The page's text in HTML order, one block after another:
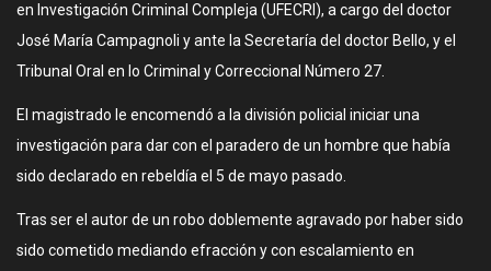
en Investigación Criminal Compleja (UFECRI), a cargo del doctor
José María Campagnoli y ante la Secretaría del doctor Bello, y el
Tribunal Oral en lo Criminal y Correccional Número 27.
El magistrado le encomendó a la división policial iniciar una
investigación para dar con el paradero de un hombre que había
sido declarado en rebeldía el 5 de mayo pasado.
Tras ser el autor de un robo doblemente agravado por haber sido
sido cometido mediando efracción y con escalamiento en